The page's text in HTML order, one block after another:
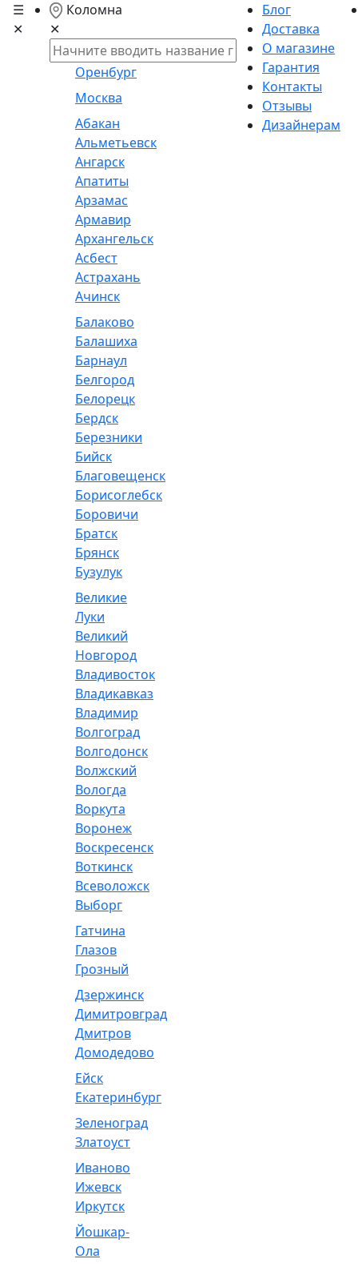
☰
✕
Коломна
✕
Оренбург
Москва
Абакан
Альметьевск
Ангарск
Апатиты
Арзамас
Армавир
Архангельск
Асбест
Астрахань
Ачинск
Балаково
Балашиха
Барнаул
Белгород
Белорецк
Бердск
Березники
Бийск
Благовещенск
Борисоглебск
Боровичи
Братск
Брянск
Бузулук
Великие
Луки
Великий
Новгород
Владивосток
Владикавказ
Владимир
Волгоград
Волгодонск
Волжский
Вологда
Воркута
Воронеж
Воскресенск
Воткинск
Всеволожск
Выборг
Гатчина
Глазов
Грозный
Дзержинск
Димитровград
Дмитров
Домодедово
Ейск
Екатеринбург
Зеленоград
Златоуст
Иваново
Ижевск
Иркутск
Йошкар-
Ола
Блог
Доставка
О магазине
Гарантия
Контакты
Отзывы
Дизайнерам